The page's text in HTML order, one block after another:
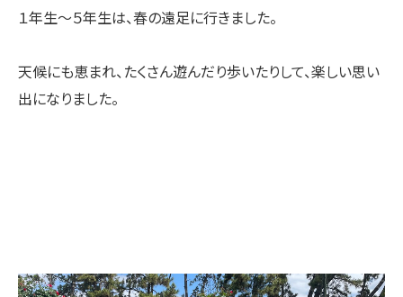
１年生〜５年生は、春の遠足に行きました。
天候にも恵まれ、たくさん遊んだり歩いたりして、楽しい思い
出になりました。